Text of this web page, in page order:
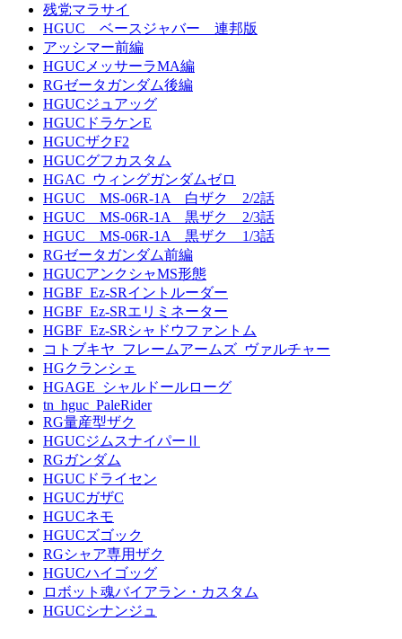
残党マラサイ
HGUC ベースジャバー 連邦版
アッシマー前編
HGUCメッサーラMA編
RGゼータガンダム後編
HGUCジュアッグ
HGUCドラケンE
HGUCザクF2
HGUCグフカスタム
HGAC_ウィングガンダムゼロ
HGUC MS-06R-1A 白ザク 2/2話
HGUC MS-06R-1A 黒ザク 2/3話
HGUC MS-06R-1A 黒ザク 1/3話
RGゼータガンダム前編
HGUCアンクシャMS形態
HGBF_Ez-SRイントルーダー
HGBF_Ez-SRエリミネーター
HGBF_Ez-SRシャドウファントム
コトブキヤ_フレームアームズ_ヴァルチャー
HGクランシェ
HGAGE_シャルドールローグ
tn_hguc_PaleRider
RG量産型ザク
HGUCジムスナイパーⅡ
RGガンダム
HGUCドライセン
HGUCガザC
HGUCネモ
HGUCズゴック
RGシャア専用ザク
HGUCハイゴッグ
ロボット魂バイアラン・カスタム
HGUCシナンジュ